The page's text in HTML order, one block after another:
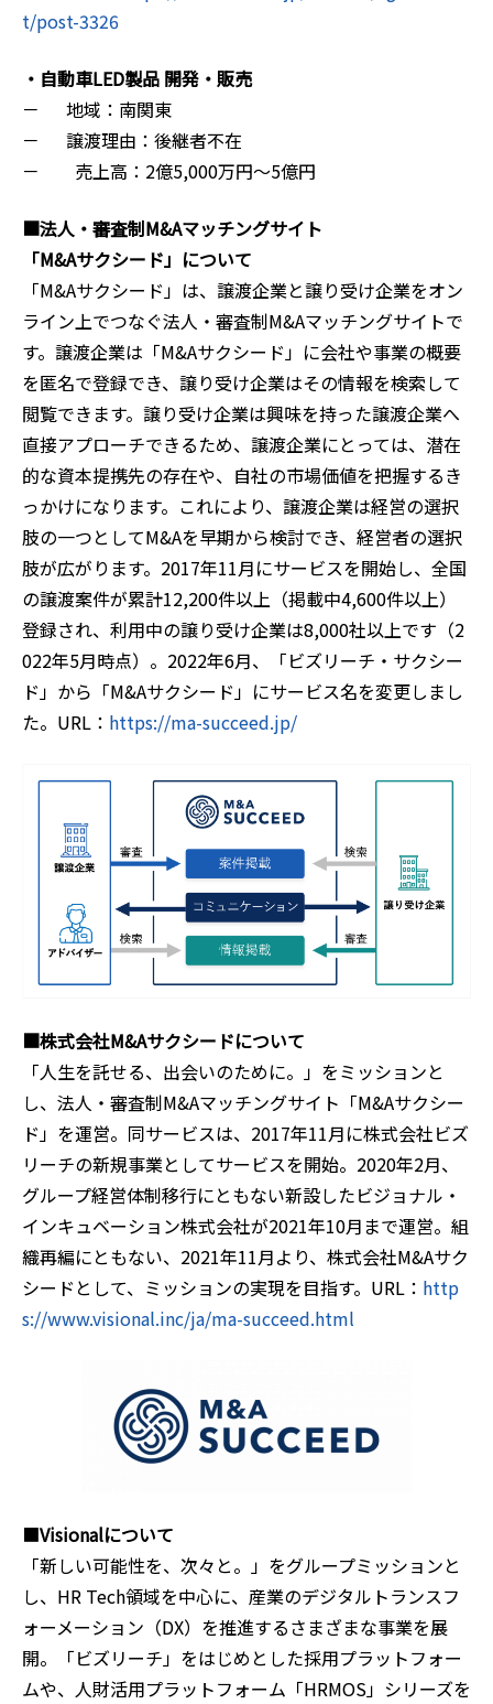
t/post-3326
・自動車LED製品 開発・販売
－ 地域：南関東
－ 譲渡理由：後継者不在
－ 売上高：2億5,000万円～5億円
■法人・審査制M&Aマッチングサイト
「M&Aサクシード」について
「M&Aサクシード」は、譲渡企業と譲り受け企業をオン
ライン上でつなぐ法人・審査制M&Aマッチングサイトで
す。譲渡企業は「M&Aサクシード」に会社や事業の概要
を匿名で登録でき、譲り受け企業はその情報を検索して
閲覧できます。譲り受け企業は興味を持った譲渡企業へ
直接アプローチできるため、譲渡企業にとっては、潜在
的な資本提携先の存在や、自社の市場価値を把握するき
っかけになります。これにより、譲渡企業は経営の選択
肢の一つとしてM&Aを早期から検討でき、経営者の選択
肢が広がります。2017年11月にサービスを開始し、全国
の譲渡案件が累計12,200件以上（掲載中4,600件以上）
登録され、利用中の譲り受け企業は8,000社以上です（2
022年5月時点）。2022年6月、「ビズリーチ・サクシー
ド」から「M&Aサクシード」にサービス名を変更しまし
た。URL： https://ma-succeed.jp/
■株式会社M&Aサクシードについて
「人生を託せる、出会いのために。」をミッションと
し、法人・審査制M&Aマッチングサイト「M&Aサクシー
ド」を運営。同サービスは、2017年11月に株式会社ビズ
リーチの新規事業としてサービスを開始。2020年2月、
グループ経営体制移行にともない新設したビジョナル・
インキュベーション株式会社が2021年10月まで運営。組
織再編にともない、2021年11月より、株式会社M&Aサク
シードとして、ミッションの実現を目指す。URL： http
s://www.visional.inc/ja/ma-succeed.html
■Visionalについて
「新しい可能性を、次々と。」をグループミッションと
し、HR Tech領域を中心に、産業のデジタルトランスフ
ォーメーション（DX）を推進するさまざまな事業を展
開。「ビズリーチ」をはじめとした採用プラットフォー
ムや、人財活用プラットフォーム「HRMOS」シリーズを